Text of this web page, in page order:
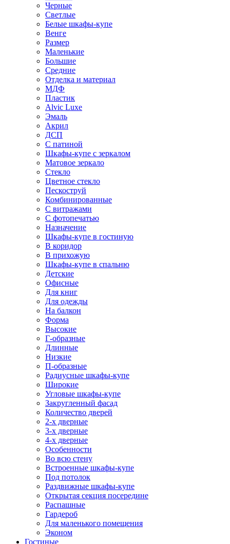
Черные
Светлые
Белые шкафы-купе
Венге
Размер
Маленькие
Большие
Средние
Отделка и материал
МДФ
Пластик
Alvic Luxe
Эмаль
Акрил
ДСП
С патиной
Шкафы-купе с зеркалом
Матовое зеркало
Стекло
Цветное стекло
Пескоструй
Комбинированные
С витражами
С фотопечатью
Назначение
Шкафы-купе в гостиную
В коридор
В прихожую
Шкафы-купе в спальню
Детские
Офисные
Для книг
Для одежды
На балкон
Форма
Высокие
Г-образные
Длинные
Низкие
П-образные
Радиусные шкафы-купе
Широкие
Угловые шкафы-купе
Закругленный фасад
Количество дверей
2-х дверные
3-х дверные
4-х дверные
Особенности
Во всю стену
Встроенные шкафы-купе
Под потолок
Раздвижные шкафы-купе
Открытая секция посередине
Распашные
Гардероб
Для маленького помещения
Эконом
Гостиные